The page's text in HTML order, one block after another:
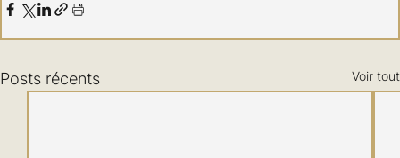
Posts récents Voir tout